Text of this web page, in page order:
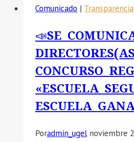
Comunicado |
📣SE
CONCURSO
«ESCUELA
ESCUELA
Poradmin_ugel noviembre